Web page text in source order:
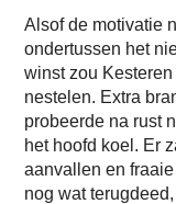
Alsof de motivatie
ondertussen het
winst zou
nestelen. Extra
probeerde na rust
het hoofd koel. Er
aanvallen en
nog wat